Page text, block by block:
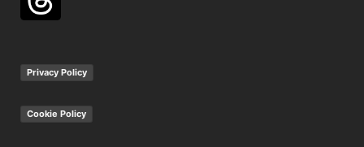
Privacy Policy
Cookie Policy